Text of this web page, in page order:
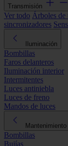
Transmisión
Ver todo Árboles de
sincronizadores
Iluminación
Bombillas
Faros delanteros
Iluminación interior
Intermitentes
Luces antiniebla
Luces de freno
Mandos de luces
Mantenimiento
Bombillas
Bujías